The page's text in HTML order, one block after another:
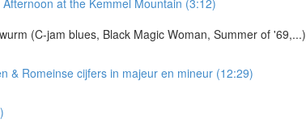
(C-jam blues, Black Magic Woman, Summer of '69,...)
& Romeinse cijfers in majeur en mineur (12:29)